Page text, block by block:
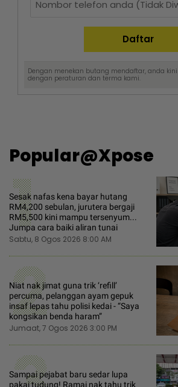
Dengan menekan butang mendaftar, anda
dengan peraturan dan terma kami.
Popular@Xpose
1
Sesak nafas kena bayar hutang
RM4,200 sebulan, jurutera bergaji
RM5,500 kini mampu tersenyum...
Jumpa cara baiki aliran tunai
Sabtu, 8 Ogos 2026 8:00 AM
2
Niat nak jimat guna trik ‘refill’
percuma, pelanggan ayam gepuk
insaf lepas tahu polisi kedai - “Saya
kongsikan benda haram”
Jumaat, 7 Ogos 2026 3:00 PM
Sampai pejabat baru sedar lupa
pakai tudung! Ramai nak tahu trik